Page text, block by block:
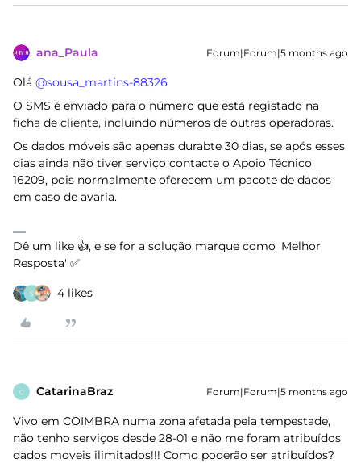
ana_Paula Forum|Forum|5 months ago
Olá ​ @sousa_martins-88326
O SMS é enviado para o número que está registado na
ficha de cliente, incluindo números de outras operadoras.
Os dados móveis são apenas durabte 30 dias, se após esses
dias ainda não tiver serviço contacte o Apoio Técnico
16209, pois normalmente oferecem um pacote de dados
em caso de avaria.
Dê um like 👍, e se for a solução marque como 'Melhor
Resposta' ✅
S 4 likes
C CatarinaBraz Forum|Forum|5 months ago
Vivo em COIMBRA numa zona afetada pela tempestade,
não tenho serviços desde 28-01 e não me foram atribuídos
dados moveis ilimitados!!! Como poderão ser atribuídos?